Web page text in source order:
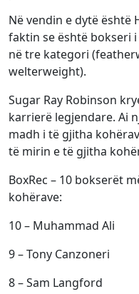
Në vendin e dytë
faktin se është bokseri
në tre kategori
welterweight).
Sugar Ray Robinson
karrierë legjendare. Ai
madh i të gjitha
të mirin e të gjitha
BoxRec – 10 bokserët
kohërave:
10 – Muhammad Ali
9 – Tony Canzoneri
8 – Sam Langford